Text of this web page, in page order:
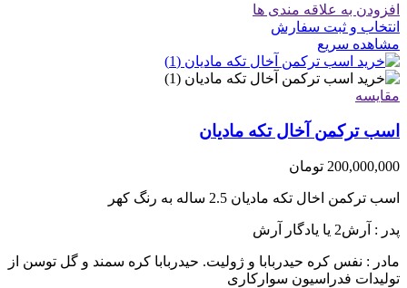
افزودن به علاقه مندی ها
انتخاب و ثبت سفارش
مشاهده سریع
مقایسه
اسب ترکمن آخال تکه مادیان
200,000,000 تومان
اسب ترکمن اخال تکه مادیان 2.5 ساله به رنگ کهر
پدر : آرش2 یا یادگار آرش
مادر : نفس کره حیدربابا و ژولیت. حیدربابا کره سمند و گل توسن از
تولیدات فدراسیون سوارکاری